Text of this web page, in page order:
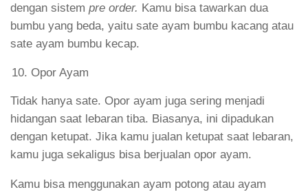
dengan sistem pre order. Kamu bisa tawarkan dua
bumbu yang beda, yaitu sate ayam bumbu kacang atau
sate ayam bumbu kecap.
Opor Ayam
Tidak hanya sate. Opor ayam juga sering menjadi
hidangan saat lebaran tiba. Biasanya, ini dipadukan
dengan ketupat. Jika kamu jualan ketupat saat lebaran,
kamu juga sekaligus bisa berjualan opor ayam.
Kamu bisa menggunakan ayam potong atau ayam